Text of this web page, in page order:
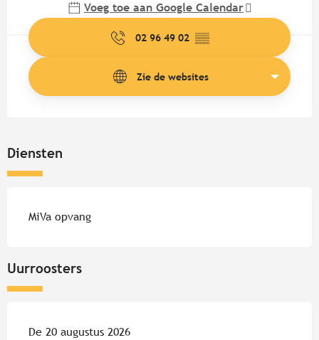
Voeg toe aan Google Calendar
02 96 49 02 ▒▒
Zie de websites
Diensten
MiVa opvang
Uurroosters
De 20 augustus 2026